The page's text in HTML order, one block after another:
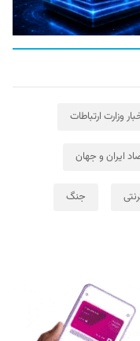
وزارت ارتباطات
ایران و جهان
جنگ